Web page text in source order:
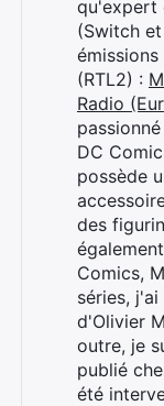
qu'expert
(Switch
(RTL2) :
Radio
DC
possède
des
Comics,
séries,
d'Olivier
outre, je
publié
été